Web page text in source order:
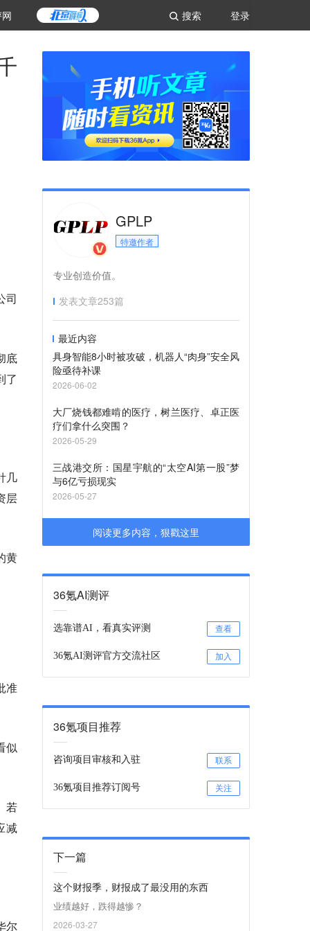
登录
搜索
司
底
了
几
层
黄
准
似
若
减
尔
GPLP
特邀作者
专业创造价值。
发表文章253篇
最近内容
具身智能8小时被攻破，机器人“肉身”安全风
险亟待补课
2026-06-02
大厂烧钱都难啃的医疗，树兰医疗、卓正医
疗们拿什么突围？
2026-05-29
三战港交所：国星宇航的“太空AI第一股”梦
与6亿亏损现实
2026-05-27
阅读更多内容，狠戳这里
36氪AI测评
选靠谱AI，看真实评测 查看
36氪AI测评官方交流社区 加入
36氪项目推荐
咨询项目审核和入驻 联系
36氪项目推荐订阅号 关注
下一篇
这个财报季，财报成了最没用的东西
业绩越好，跌得越惨？
2026-03-27